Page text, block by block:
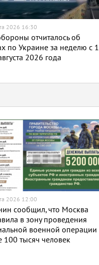
2026 16:30
отчиталось об
по Украине за неделю с 1
2026 года
2026 12:00
сообщил, что Москва
в зону проведения
военной операции
100 тысяч человек